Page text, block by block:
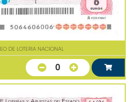
DE LOTERIA NACIONAL
0